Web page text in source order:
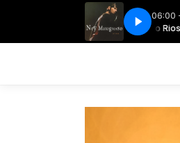
06:00
Café com Retrô (by Marcelo Rios)Café
MATOGROSSO - BALADA DO LOUCO